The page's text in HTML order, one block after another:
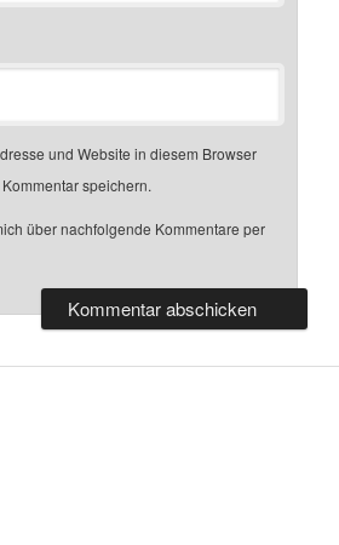
und Website in diesem Browser
speichern.
über nachfolgende Kommentare per